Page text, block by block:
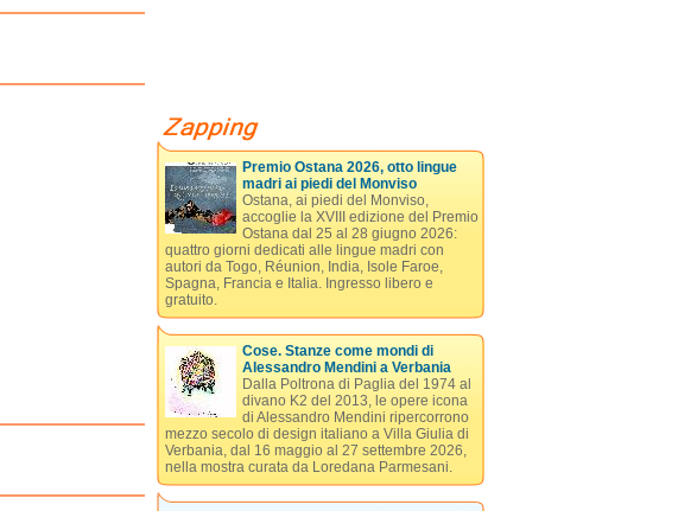
Premio Ostana 2026, otto lingue
madri ai piedi del Monviso
Ostana, ai piedi del Monviso,
accoglie la XVIII edizione del Premio
Ostana dal 25 al 28 giugno 2026:
quattro giorni dedicati alle lingue madri con
autori da Togo, Réunion, India, Isole Faroe,
Spagna, Francia e Italia. Ingresso libero e
gratuito.
Cose. Stanze come mondi di
Alessandro Mendini a Verbania
Dalla Poltrona di Paglia del 1974 al
divano K2 del 2013, le opere icona
di Alessandro Mendini ripercorrono
mezzo secolo di design italiano a Villa Giulia di
Verbania, dal 16 maggio al 27 settembre 2026,
nella mostra curata da Loredana Parmesani.